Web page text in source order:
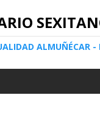
ALMUÑÉCAR -